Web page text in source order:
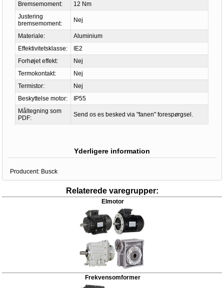
Bremsemoment:
12 Nm
Justering
bremsemoment:
Nej
Materiale:
Aluminium
Effektivitetsklasse:
IE2
Forhøjet effekt:
Nej
Termokontakt:
Nej
Termistor:
Nej
Beskyttelse motor:
IP55
Måltegning som
PDF:
Send os es besked via "fanen" forespørgsel.
Yderligere information
Producent: Busck
Relaterede varegrupper:
Elmotor
Frekvensomformer